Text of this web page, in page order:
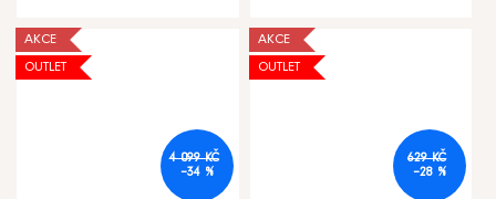
AKCE
OUTLET
4 099 KČ
–34 %
AKCE
OUTLET
629 KČ
–28 %